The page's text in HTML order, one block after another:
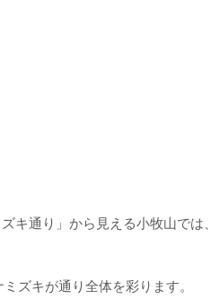
キ通り」から見える小牧山では、
ズキが通り全体を彩ります。